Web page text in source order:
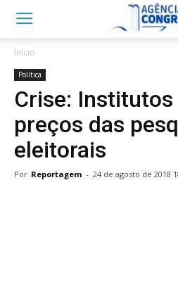
Início
Política
Crise:
preços das
eleitorais
Por Reportagem - 24 de agosto de 2018